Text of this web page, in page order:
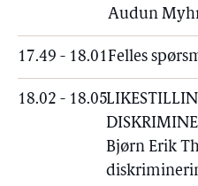
Audun
17.49 - 18.01Felles
18.02 - 18.05
Bjørn Erik